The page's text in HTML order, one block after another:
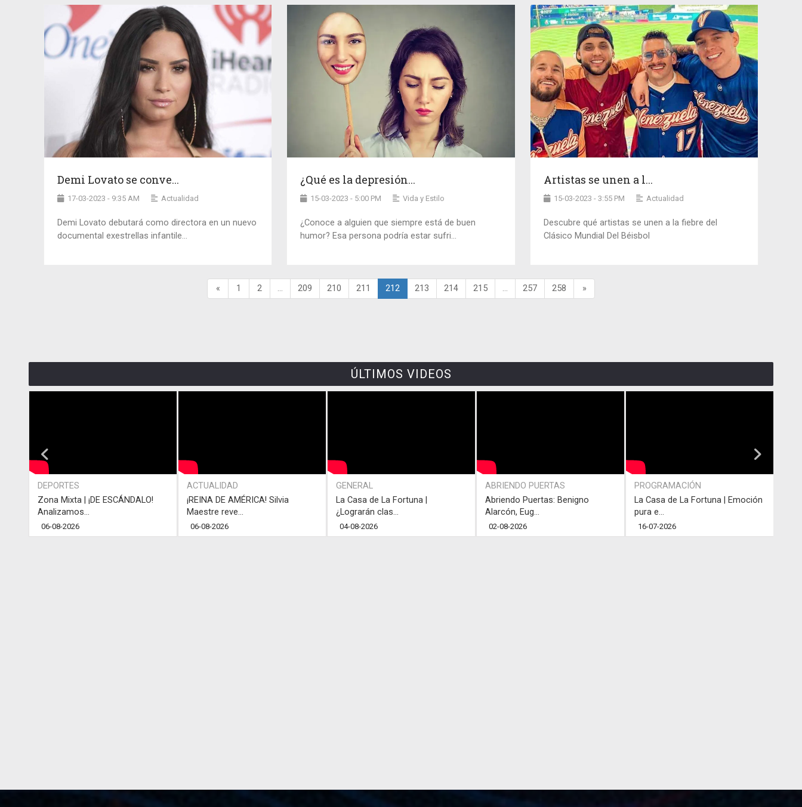
Demi Lovato se conve...
17-03-2023 - 9:35 AM Actualidad
Demi Lovato debutará como directora en un nuevo
documental exestrellas infantile...
¿Qué es la depresión...
15-03-2023 - 5:00 PM Vida y Estilo
¿Conoce a alguien que siempre está de buen
humor? Esa persona podría estar sufri...
Artistas se unen a l...
15-03-2023 - 3:55 PM Actualidad
Descubre qué artistas se unen a la fiebre del
Clásico Mundial Del Béisbol
« 1 2 ... 209 210 211 212 213 214 215 ... 257 258 »
ÚLTIMOS VIDEOS
DEPORTES
Zona Mixta | ¡DE ESCÁNDALO!
Analizamos...
06-08-2026
ACTUALIDAD
¡REINA DE AMÉRICA! Silvia
Maestre reve...
06-08-2026
GENERAL
La Casa de La Fortuna |
¿Lograrán clas...
04-08-2026
ABRIENDO PUERTAS
Abriendo Puertas: Benigno
Alarcón, Eug...
02-08-2026
PROGRAMACIÓN
La Casa de La Fortuna | Emoción
pura e...
16-07-2026